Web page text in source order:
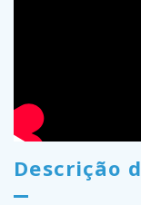
Descrição